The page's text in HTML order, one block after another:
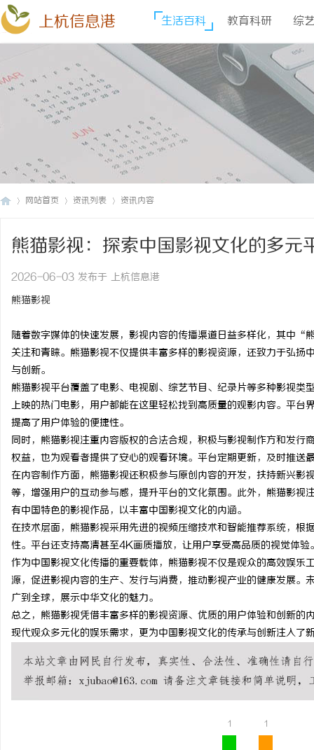
上杭信息港 生活百科 教育科研 综
网站首页 资讯列表 资讯内容
熊猫影视：探索中国影视文化的多元
2026-06-03 发布于 上杭信息港
熊猫影视
随着数字媒体的快速发展，影视内容的传播渠道日益多样化，其中
关注和青睐。熊猫影视不仅提供丰富多样的影视资源，还致力于弘
与创新。
熊猫影视平台覆盖了电影、电视剧、综艺节目、纪录片等多种影视
上映的热门电影，用户都能在这里轻松找到高质量的观影内容。平
提高了用户体验的便捷性。
同时，熊猫影视注重内容版权的合法合规，积极与影视制作方和发
权益，也为观看者提供了安心的观看环境。平台定期更新，及时推送
在内容制作方面，熊猫影视还积极参与原创内容的开发，扶持新兴
等，增强用户的互动参与感，提升平台的文化氛围。此外，熊猫影
有中国特色的影视作品，以丰富中国影视文化的内涵。
在技术层面，熊猫影视采用先进的视频压缩技术和智能推荐系统，
性。平台还支持高清甚至4K画质播放，让用户享受高品质的视觉体
作为中国影视文化传播的重要载体，熊猫影视不仅是观众的高效娱
源，促进影视内容的生产、发行与消费，推动影视产业的健康发展
广到全球，展示中华文化的魅力。
总之，熊猫影视凭借丰富多样的影视资源、优质的用户体验和创新
现代观众多元化的娱乐需求，更为中国影视文化的传承与创新注入了
1 1
条，焊锡球，焊锡丝，万山焊锡，焊锡条、
锡条，巨一，焊锡，无铅焊锡球
买商标：严查资质，安全